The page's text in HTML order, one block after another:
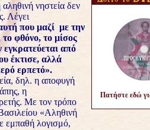
νηστεία δεν
Λέγει
που μαζί με την
φθόνο, το μίσος
από
έκτισε, αλλά
ερπετό».
δηλ. η αποφυγή
η
Με τον τρόπο
«Αληθινή
εμπαθή λογισμό,
Πατήστε εδώ